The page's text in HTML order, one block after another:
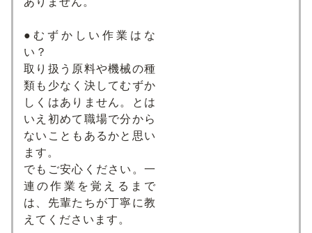
●むずかしい作業はな
い？
取り扱う原料や機械の種
類も少なく決してむずか
しくはありません。とは
いえ初めて職場で分から
ないこともあるかと思い
ます。
でもご安心ください。一
連の作業を覚えるまで
は、先輩たちが丁寧に教
えてくださいます。